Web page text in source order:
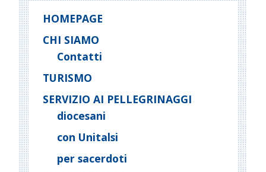
HOMEPAGE
CHI SIAMO
Contatti
TURISMO
SERVIZIO AI PELLEGRINAGGI
diocesani
con Unitalsi
per sacerdoti